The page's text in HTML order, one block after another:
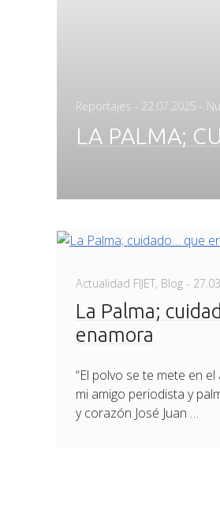
Reportajes - Posted
22.07.2025 -
LA PALMA;
Actualidad FIJET, Blog -
on
La Palma;
enamora
“El polvo se te mete en el
mi amigo periodista y
y corazón José Juan …